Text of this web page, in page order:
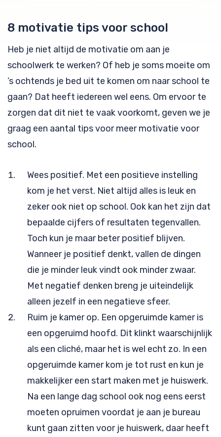
8 motivatie tips voor school
Heb je niet altijd de motivatie om aan je
schoolwerk te werken? Of heb je soms moeite om
’s ochtends je bed uit te komen om naar school te
gaan? Dat heeft iedereen wel eens. Om ervoor te
zorgen dat dit niet te vaak voorkomt, geven we je
graag een aantal tips voor meer motivatie voor
school.
Wees positief. Met een positieve instelling
kom je het verst. Niet altijd alles is leuk en
zeker ook niet op school. Ook kan het zijn dat
bepaalde cijfers of resultaten tegenvallen.
Toch kun je maar beter positief blijven.
Wanneer je positief denkt, vallen de dingen
die je minder leuk vindt ook minder zwaar.
Met negatief denken breng je uiteindelijk
alleen jezelf in een negatieve sfeer.
Ruim je kamer op. Een opgeruimde kamer is
een opgeruimd hoofd. Dit klinkt waarschijnlijk
als een cliché, maar het is wel echt zo. In een
opgeruimde kamer kom je tot rust en kun je
makkelijker een start maken met je huiswerk.
Na een lange dag school ook nog eens eerst
moeten opruimen voordat je aan je bureau
kunt gaan zitten voor je huiswerk, daar heeft